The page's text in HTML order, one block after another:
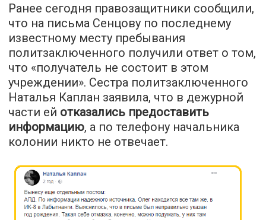
Ранее сегодня правозащитники сообщили,
что на письма Сенцову по последнему
известному месту пребывания
политзаключенного получили ответ о том,
что «получатель не состоит в этом
учреждении». Сестра политзаключенного
Наталья Каплан заявила, что в дежурной
части ей отказались предоставить
информацию, а по телефону начальника
колонии никто не отвечает.